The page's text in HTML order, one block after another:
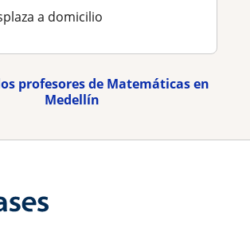
a domicilio
profesores de Matemáticas en
Medellín